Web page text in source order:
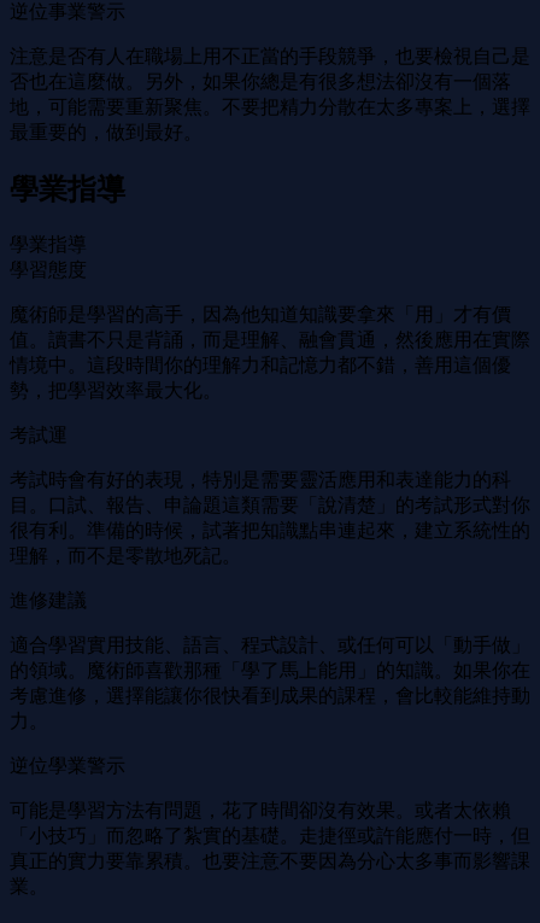
逆位事業警示
注意是否有人在職場上用不正當的手段競爭，也要檢視自己是
否也在這麼做。另外，如果你總是有很多想法卻沒有一個落
地，可能需要重新聚焦。不要把精力分散在太多專案上，選擇
最重要的，做到最好。
學業指導
學業指導
學習態度
魔術師是學習的高手，因為他知道知識要拿來「用」才有價
值。讀書不只是背誦，而是理解、融會貫通，然後應用在實際
情境中。這段時間你的理解力和記憶力都不錯，善用這個優
勢，把學習效率最大化。
考試運
考試時會有好的表現，特別是需要靈活應用和表達能力的科
目。口試、報告、申論題這類需要「說清楚」的考試形式對你
很有利。準備的時候，試著把知識點串連起來，建立系統性的
理解，而不是零散地死記。
進修建議
適合學習實用技能、語言、程式設計、或任何可以「動手做」
的領域。魔術師喜歡那種「學了馬上能用」的知識。如果你在
考慮進修，選擇能讓你很快看到成果的課程，會比較能維持動
力。
逆位學業警示
可能是學習方法有問題，花了時間卻沒有效果。或者太依賴
「小技巧」而忽略了紮實的基礎。走捷徑或許能應付一時，但
真正的實力要靠累積。也要注意不要因為分心太多事而影響課
業。